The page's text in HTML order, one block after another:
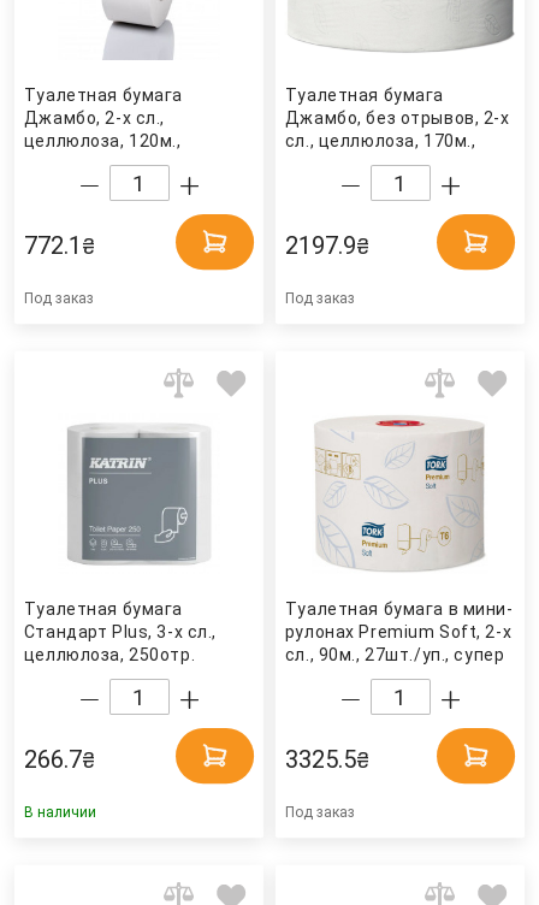
Туалетная бумага
Джамбо, 2-х сл.,
целлюлоза, 120м.,
1070отр.(9*11,2см.),
12шт./уп., бел. (203030)
772.1 ₴
Под заказ
Туалетная бумага
Джамбо, без отрывов, 2-х
сл., целлюлоза, 170м.,
12шт./уп., (T2), бел. Tork
2197.9₴
Под заказ
Туалетная бумага
Стандарт Plus, 3-х сл.,
целлюлоза, 250отр.
(10*12,5см.), 4шт./уп., бел.
(82384) Katrin
266.7₴
В наличии
Туалетная бумага в мини-
рулонах Premium Soft, 2-х
сл., 90м., 27шт./уп., супер
мягкая, (T6), бел. Tork
3325.5₴
Под заказ